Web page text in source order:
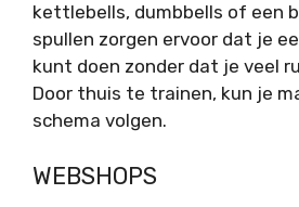
kettlebells, dumbbells of een
spullen zorgen ervoor dat je
kunt doen zonder dat je veel
Door thuis te trainen, kun je
schema volgen.
WEBSHOPS